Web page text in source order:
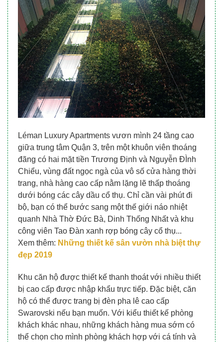
Léman Luxury Apartments vươn mình 24 tầng cao
giữa trung tâm Quận 3, trên một khuôn viên thoáng
đãng có hai mặt tiền Trương Định và Nguyễn ĐÌnh
Chiểu, vùng đất ngọc ngà của vô số cửa hàng thời
trang, nhà hàng cao cấp nằm lặng lẽ thấp thoáng
dưới bóng các cây dầu cổ thụ. Chỉ cần vài phút đi
bộ, bạn có thể bước sang một thế giới náo nhiệt
quanh Nhà Thờ Đức Bà, Dinh Thống Nhất và khu
công viên Tao Đàn xanh rợp bóng cây cổ thụ...
Xem thêm: Những thiết kế sân vườn nhà biệt thự
đẹp 2019
Khu căn hộ được thiết kế thanh thoát với nhiều thiết
bị cao cấp được nhập khẩu trực tiếp. Đặc biệt, căn
hộ có thể được trang bị đèn pha lê cao cấp
Swarovski nếu bạn muốn. Với kiểu thiết kế phòng
khách khác nhau, những khách hàng mua sớm có
thể chọn cho mình phòng khách hợp với cá tính và